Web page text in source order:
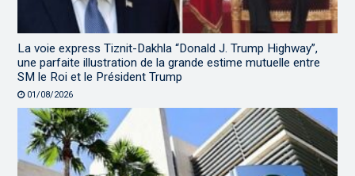
La voie express Tiznit-Dakhla “Donald J. Trump Highway”,
une parfaite illustration de la grande estime mutuelle entre
SM le Roi et le Président Trump
01/08/2026